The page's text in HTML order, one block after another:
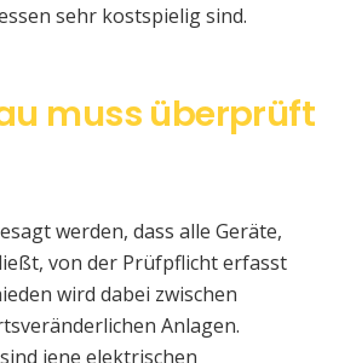
sehr kostspielig sind.
muss überprüft
werden, dass alle Geräte,
von der Prüfpflicht erfasst
wird dabei zwischen
Anlagen.
jene elektrischen